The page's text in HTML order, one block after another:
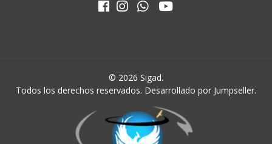
© 2026 Sigad.
Todos los derechos reservados. Desarrollado por Jumpseller.